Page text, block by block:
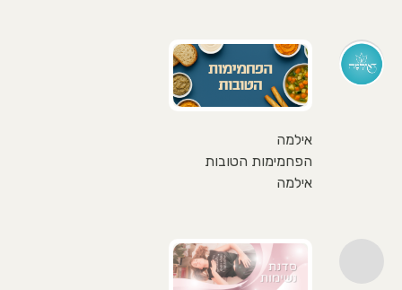
אילמה
הפחמימות הטובות
אילמה